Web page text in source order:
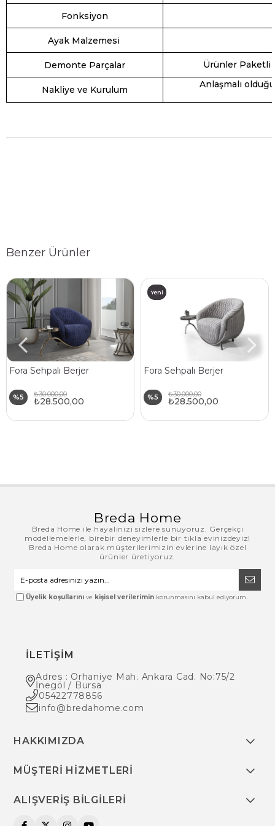
Fonksiyon
Ayak Malzemesi
Demonte Parçalar Ürünler Paketli
Nakliye ve Kurulum Anlaşmalı
Benzer Ürünler
Fora Sehpalı Berjer
%5 ₺28.500,00
₺30.000,00
Fora Sehpalı Berjer
%5 ₺28.500,00
₺30.000,00
Yeni
Breda Home
Breda Home ile hayalinizi sizlere sunuyoruz. Gerçekçi
modellemelerle, birebir deneyimlerle bir tıkla evinizdeyiz!
Breda Home olarak müşterilerimizin evlerine layık özel
ürünler üretiyoruz.
Üyelik koşullarını ve kişisel verilerimin korunmasını kabul ediyorum.
İLETİŞİM
Adres : Orhaniye Mah. Ankara Cad. No:75/2
İnegöl / Bursa
05422778856
info@bredahome.com
HAKKIMIZDA
MÜŞTERİ HİZMETLERİ
ALIŞVERİŞ BİLGİLERİ